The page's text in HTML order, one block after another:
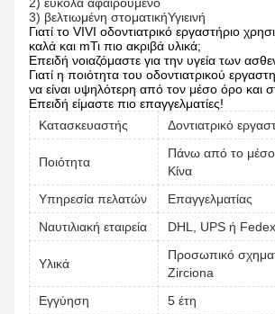
3) βελτιωμένη στοματικήΥγιεινή
Γιατί το VIVI οδοντιατρικό εργαστήριο
καλά και mΤι πιο ακριβά υλικά;
Επειδή νοιαζόμαστε για την υγεία των
Γιατί η ποιότητα του οδοντιατρικού
να είναι υψηλότερη από τον μέσο όρο και
Επειδή είμαστε πιο επαγγελματίες!
Κατασκευαστής
Δοντιατρικό
Ποιότητα
Πάνω από το
Κίνα
Υπηρεσία πελατών
Επαγγελματίας
Ναυτιλιακή εταιρεία
DHL, UPS ή Fedex
Υλικά
Προσωπικό
Zirciona
Εγγύηση
5 έτη